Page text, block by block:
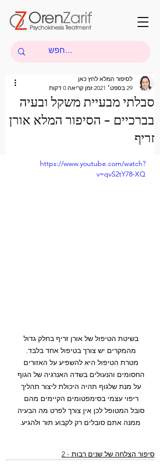
סבלתי מבעיית משקל ובעיה
בברכיים - הסיפור המלא אורן
זריף
לסיפור המלא לחץ כאן
29 בספט׳ 2021
זמן קריאה 0 דקות
https://www.youtube.com/watch?
v=qvS2tY78-XQ
בשיטת הטיפול של אורן זריף בחלק גדול
מהמקרים יש צורך בטיפול אחד בלבד.
מטרת הטיפול היא להשפיע על האזורים
החסומים והנעולים בשדה האנרגיה של הגוף
על מנת שלגוף תהיה היכולת ליצור תהליך
ריפוי עצמי בסימפטומים הקיימים מהם
סובל המטופל לכן אין צורך לפרט מה הבעיה
ממנה אתם סובלים רק לקבוע תור ולהגיע.
סיפור הצלחה של שנים רבות - 2